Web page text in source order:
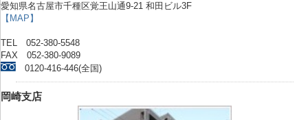
愛知県名古屋市千種区覚王山通9-21 和田ビル3F
【MAP】
TEL 052-380-5548
FAX 052-380-9089
0120-416-446(全国)
岡崎支店